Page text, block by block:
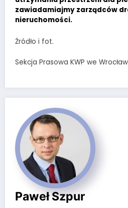
zawiadamiajmy zarządców
nieruchomości.
Źródło i fot.
Sekcja Prasowa KWP we
Paweł Szpur